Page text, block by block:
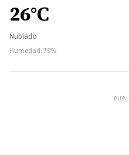
26°C
Nublado
Humedad: 79%